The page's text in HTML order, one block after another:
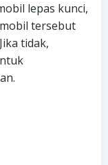
lepas kunci,
tersebut
tidak,